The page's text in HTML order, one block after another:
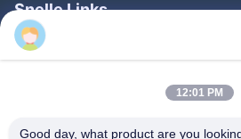
Snelle Links
Huis
12:01 PM
Good day, what product are you